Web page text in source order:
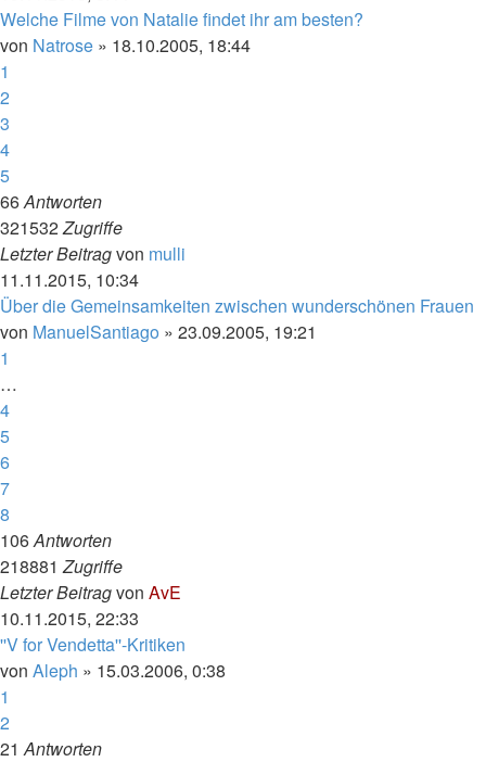
Welche Filme von Natalie findet ihr am besten?
von Natrose » 18.10.2005, 18:44
1
2
3
4
5
66Antworten
321532Zugriffe
Letzter Beitragvon mulli
11.11.2015, 10:34
Über die Gemeinsamkeiten zwischen wunderschönen Frauen
von ManuelSantiago » 23.09.2005, 19:21
1
…
4
5
6
7
8
106Antworten
218881Zugriffe
Letzter Beitragvon AvE
10.11.2015, 22:33
''V for Vendetta''-Kritiken
von Aleph » 15.03.2006, 0:38
1
2
21Antworten